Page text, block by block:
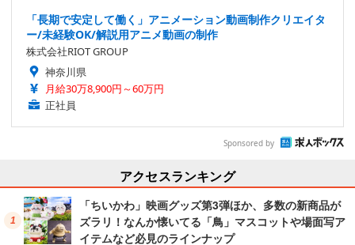
「長期で安定して働く」アニメーション動画制作クリエイタ
ー/未経験OK/解説用アニメ動画の制作
株式会社RIOT GROUP
神奈川県
月給30万8,900円～60万円
正社員
Sponsored by
アクセスランキング
「ちいかわ」映画グッズ第3弾ほか、多数の新商品が
ズラリ！なんか懐いてる「鳥」マスコットや場面写ア
イテムなど必見のラインナップ